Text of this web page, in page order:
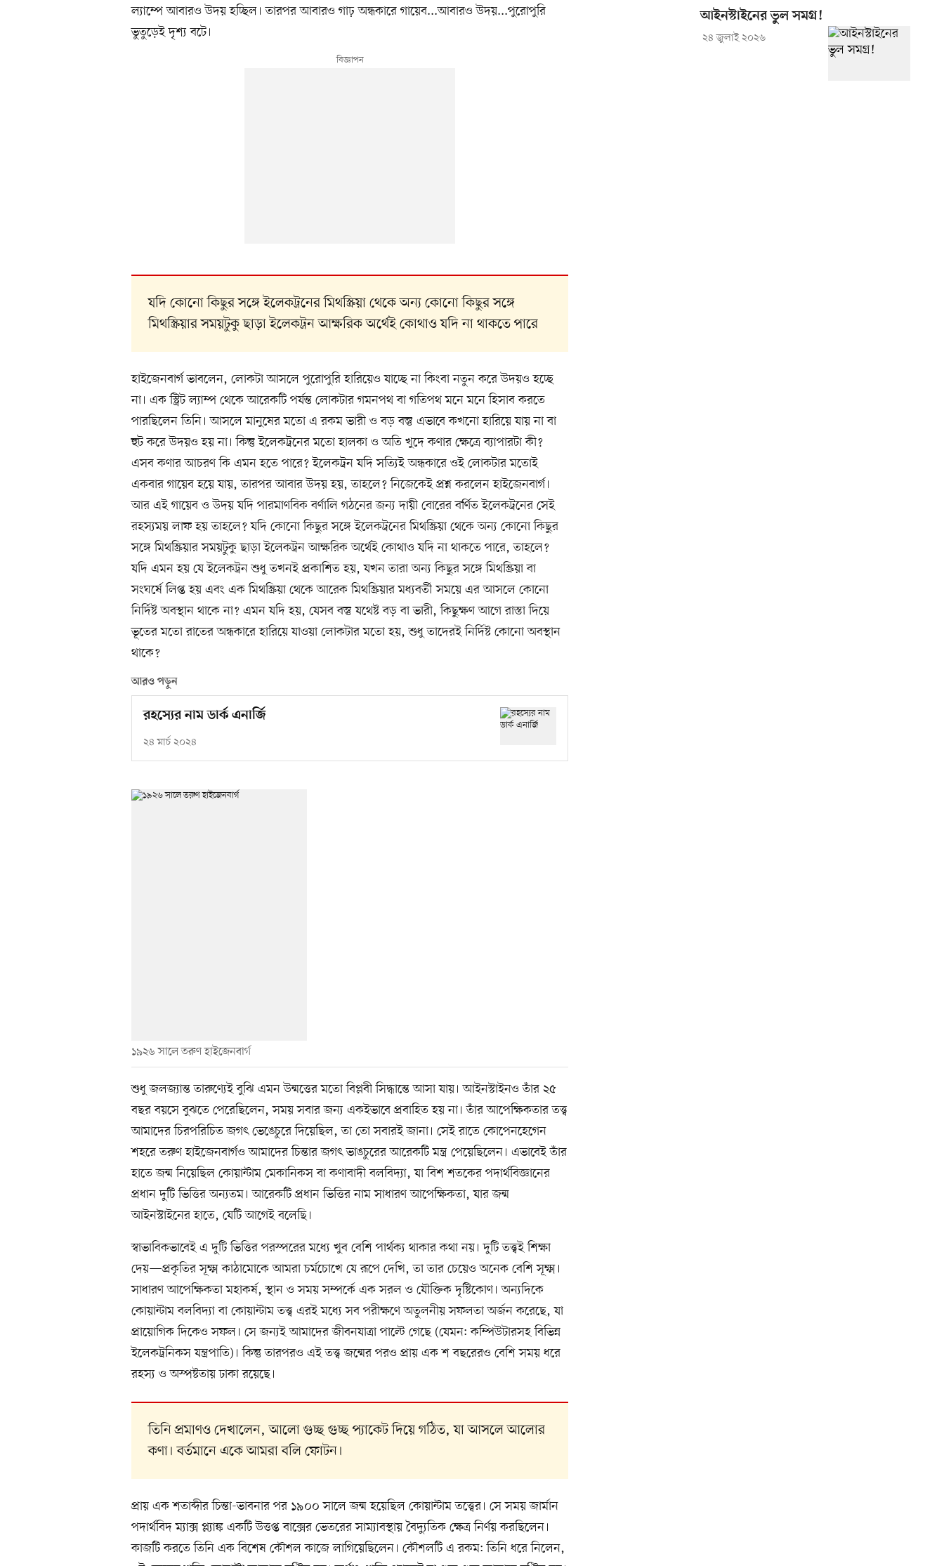
ল্যাম্পে আবারও উদয় হচ্ছিল। তারপর আবারও গাঢ় অন্ধকারে গায়েব...আবারও উদয়...পুরোপুরি
ভুতুড়েই দৃশ্য বটে।
যদি কোনো কিছুর সঙ্গে ইলেকট্রনের মিথস্ক্রিয়া থেকে অন্য কোনো কিছুর সঙ্গে
মিথস্ক্রিয়ার সময়টুকু ছাড়া ইলেকট্রন আক্ষরিক অর্থেই কোথাও যদি না থাকতে পারে
হাইজেনবার্গ ভাবলেন, লোকটা আসলে পুরোপুরি হারিয়েও যাচ্ছে না কিংবা নতুন করে উদয়ও হচ্ছে
না। এক স্ট্রিট ল্যাম্প থেকে আরেকটি পর্যন্ত লোকটার গমনপথ বা গতিপথ মনে মনে হিসাব করতে
পারছিলেন তিনি। আসলে মানুষের মতো এ রকম ভারী ও বড় বস্তু এভাবে কখনো হারিয়ে যায় না বা
হুট করে উদয়ও হয় না। কিন্তু ইলেকট্রনের মতো হালকা ও অতি খুদে কণার ক্ষেত্রে ব্যাপারটা কী?
এসব কণার আচরণ কি এমন হতে পারে? ইলেকট্রন যদি সত্যিই অন্ধকারে ওই লোকটার মতোই
একবার গায়েব হয়ে যায়, তারপর আবার উদয় হয়, তাহলে? নিজেকেই প্রশ্ন করলেন হাইজেনবার্গ।
আর এই গায়েব ও উদয় যদি পারমাণবিক বর্ণালি গঠনের জন্য দায়ী বোরের বর্ণিত ইলেকট্রনের সেই
রহস্যময় লাফ হয় তাহলে? যদি কোনো কিছুর সঙ্গে ইলেকট্রনের মিথস্ক্রিয়া থেকে অন্য কোনো কিছুর
সঙ্গে মিথস্ক্রিয়ার সময়টুকু ছাড়া ইলেকট্রন আক্ষরিক অর্থেই কোথাও যদি না থাকতে পারে, তাহলে?
যদি এমন হয় যে ইলেকট্রন শুধু তখনই প্রকাশিত হয়, যখন তারা অন্য কিছুর সঙ্গে মিথস্ক্রিয়া বা
সংঘর্ষে লিপ্ত হয় এবং এক মিথস্ক্রিয়া থেকে আরেক মিথস্ক্রিয়ার মধ্যবর্তী সময়ে এর আসলে কোনো
নির্দিষ্ট অবস্থান থাকে না? এমন যদি হয়, যেসব বস্তু যথেষ্ট বড় বা ভারী, কিছুক্ষণ আগে রাস্তা দিয়ে
ভূতের মতো রাতের অন্ধকারে হারিয়ে যাওয়া লোকটার মতো হয়, শুধু তাদেরই নির্দিষ্ট কোনো অবস্থান
থাকে?
আরও পড়ুন
রহস্যের নাম ডার্ক এনার্জি
২৪ মার্চ ২০২৪
১৯২৬ সালে তরুণ হাইজেনবার্গ
শুধু জলজ্যান্ত তারুণ্যেই বুঝি এমন উন্মত্তের মতো বিপ্লবী সিদ্ধান্তে আসা যায়। আইনস্টাইনও তাঁর ২৫
বছর বয়সে বুঝতে পেরেছিলেন, সময় সবার জন্য একইভাবে প্রবাহিত হয় না। তাঁর আপেক্ষিকতার তত্ত্ব
আমাদের চিরপরিচিত জগৎ ভেঙেচুরে দিয়েছিল, তা তো সবারই জানা। সেই রাতে কোপেনহেগেন
শহরে তরুণ হাইজেনবার্গও আমাদের চিন্তার জগৎ ভাঙচুরের আরেকটি মন্ত্র পেয়েছিলেন। এভাবেই তাঁর
হাতে জন্ম নিয়েছিল কোয়ান্টাম মেকানিকস বা কণাবাদী বলবিদ্যা, যা বিশ শতকের পদার্থবিজ্ঞানের
প্রধান দুটি ভিত্তির অন্যতম। আরেকটি প্রধান ভিত্তির নাম সাধারণ আপেক্ষিকতা, যার জন্ম
আইনস্টাইনের হাতে, যেটি আগেই বলেছি।
স্বাভাবিকভাবেই এ দুটি ভিত্তির পরস্পরের মধ্যে খুব বেশি পার্থক্য থাকার কথা নয়। দুটি তত্ত্বই শিক্ষা
দেয়—প্রকৃতির সূক্ষ্ম কাঠামোকে আমরা চর্মচোখে যে রূপে দেখি, তা তার চেয়েও অনেক বেশি সূক্ষ্ম।
সাধারণ আপেক্ষিকতা মহাকর্ষ, স্থান ও সময় সম্পর্কে এক সরল ও যৌক্তিক দৃষ্টিকোণ। অন্যদিকে
কোয়ান্টাম বলবিদ্যা বা কোয়ান্টাম তত্ত্ব এরই মধ্যে সব পরীক্ষণে অতুলনীয় সফলতা অর্জন করেছে, যা
প্রায়োগিক দিকেও সফল। সে জন্যই আমাদের জীবনযাত্রা পাল্টে গেছে (যেমন: কম্পিউটারসহ বিভিন্ন
ইলেকট্রনিকস যন্ত্রপাতি)। কিন্তু তারপরও এই তত্ত্ব জন্মের পরও প্রায় এক শ বছরেরও বেশি সময় ধরে
রহস্য ও অস্পষ্টতায় ঢাকা রয়েছে।
তিনি প্রমাণও দেখালেন, আলো গুচ্ছ গুচ্ছ প্যাকেট দিয়ে গঠিত, যা আসলে আলোর
কণা। বর্তমানে একে আমরা বলি ফোটন।
প্রায় এক শতাব্দীর চিন্তা-ভাবনার পর ১৯০০ সালে জন্ম হয়েছিল কোয়ান্টাম তত্ত্বের। সে সময় জার্মান
পদার্থবিদ ম্যাক্স প্ল্যাঙ্ক একটি উত্তপ্ত বাক্সের ভেতরের সাম্যাবস্থায় বৈদ্যুতিক ক্ষেত্র নির্ণয় করছিলেন।
কাজটি করতে তিনি এক বিশেষ কৌশল কাজে লাগিয়েছিলেন। কৌশলটি এ রকম: তিনি ধরে নিলেন,
আইনস্টাইনের ভুল সমগ্র!
২৪ জুলাই ২০২৬